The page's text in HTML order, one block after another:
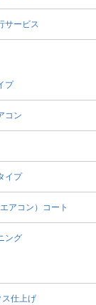
サービス
プ
コン
イプ
アコン）コート
ング
ス仕上げ